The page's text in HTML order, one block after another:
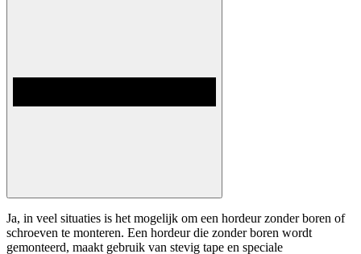
Ja, in veel situaties is het mogelijk om een hordeur zonder boren of
schroeven te monteren. Een hordeur die zonder boren wordt
gemonteerd, maakt gebruik van stevig tape en speciale